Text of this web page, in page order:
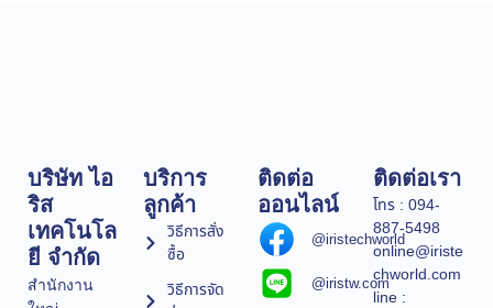
บริษัท ไอ
ริส
เทคโนโล
ยี จำกัด
สำนักงาน
บริการ
ลูกค้า
วิธีการสั่ง
ซื้อ
วิธีการจัด
ติดต่อ
ออนไลน์
@iristechworld
@iristw.com
ติดต่อเรา
โทร : 094-
887-5498
online@iriste
chworld.com
line :